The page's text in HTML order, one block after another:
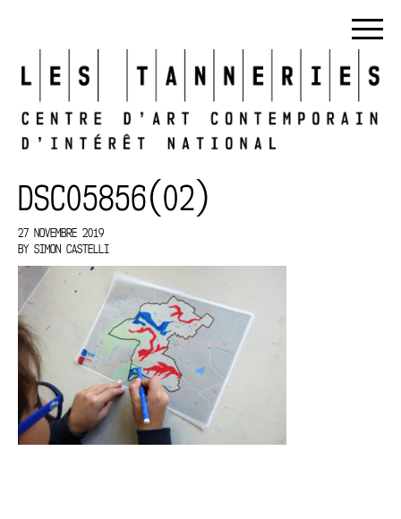
DSC05856(02)
27 NOVEMBRE 2019
BY SIMON CASTELLI